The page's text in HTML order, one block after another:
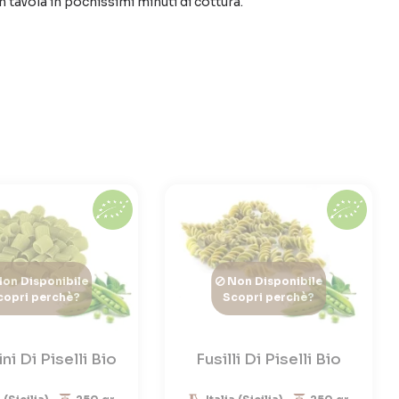
Disponibile
perchè?
Di Piselli Bio
Non Disponibile
Scopri perchè?
Fusilli Di Piselli Bio